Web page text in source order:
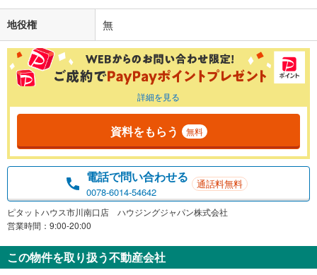
地役権 無
詳細を見る
資料をもらう 無料
電話で問い合わせる
0078-6014-54642
通話料無料
ピタットハウス市川南口店 ハウジングジャパン株式会社
営業時間：9:00-20:00
この物件を取り扱う不動産会社